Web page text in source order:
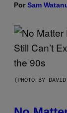
PorSam
(PHOTO BY